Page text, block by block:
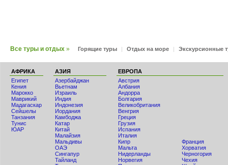
Все туры и отдых » Горящие туры | Отдых на море | Экскурсионные
АФРИКА
Египет
Кения
Мaрокко
Маврикий
Мадагаскар
Сейшелы
Танзания
Тунис
ЮАР
АЗИЯ
Азербайджан
Вьетнам
Израиль
Индия
Индонезия
Иордания
Камбоджа
Катар
Китай
Малайзия
Мальдивы
ОАЭ
Сингапур
Тайланд
ЕВРОПА
Австрия
Албания
Андорра
Болгария
Великобритания
Венгрия
Греция
Грузия
Испания
Италия
Кипр
Мальта
Нидерланды
Норвегия
Франция
Хорватия
Черногория
Чехия